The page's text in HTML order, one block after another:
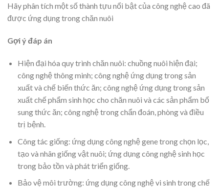
Hãy phân tích một số thành tựu nổi bật của công nghệ cao đã
được ứng dụng trong chăn nuôi
Gợi ý đáp án
Hiện đại hóa quy trình chăn nuôi: chuồng nuôi hiện đại;
công nghệ thông minh; công nghệ ứng dụng trong sản
xuất và chế biến thức ăn; công nghệ ứng dụng trong sản
xuất chế phẩm sinh học cho chăn nuôi và các sản phẩm bổ
sung thức ăn; công nghệ trong chẩn đoán, phòng và điều
trị bệnh.
Công tác giống: ứng dụng công nghệ gene trong chọn lọc,
tạo và nhân giống vật nuôi; ứng dụng công nghệ sinh học
trong bảo tồn và phát triển giống.
Bảo vệ môi trường: ứng dụng công nghệ vi sinh trong chế